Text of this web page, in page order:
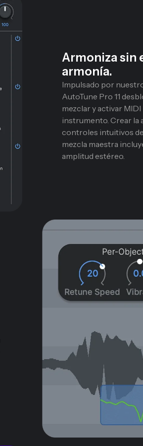
Armoniza sin
armonía.
Impulsado por
AutoTune Pro 11
mezclar y activar
instrumento. Crear la
controles intuitivos
mezcla maestra
amplitud estéreo.